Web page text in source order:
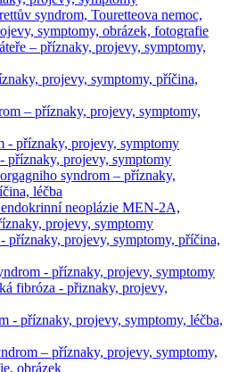
syndrom, Touretteova nemoc,
symptomy, obrázek, fotografie
– příznaky, projevy, symptomy,
projevy, symptomy, příčina,
– příznaky, projevy, symptomy,
- příznaky, projevy, symptomy
příznaky, projevy, symptomy
syndrom – příznaky,
léčba
neoplázie MEN-2A,
projevy, symptomy
příznaky, projevy, symptomy, příčina,
- příznaky, projevy, symptomy
fibróza - přiznaky, projevy,
- příznaky, projevy, symptomy, léčba,
– příznaky, projevy, symptomy,
obrázek